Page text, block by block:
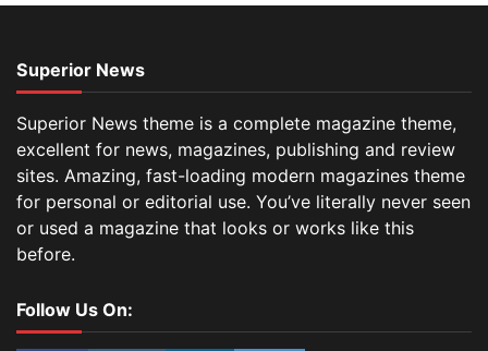
Superior News
Superior News theme is a complete magazine theme,
excellent for news, magazines, publishing and review
sites. Amazing, fast-loading modern magazines theme
for personal or editorial use. You’ve literally never seen
or used a magazine that looks or works like this
before.
Follow Us On: